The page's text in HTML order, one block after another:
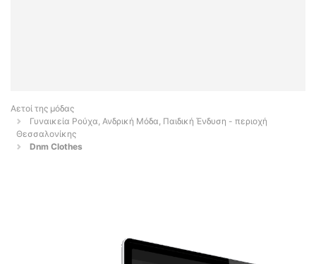
Αετοί της μόδας
Γυναικεία Ρούχα, Ανδρική Μόδα, Παιδική Ένδυση - περιοχή
Θεσσαλονίκης
Dnm Clothes